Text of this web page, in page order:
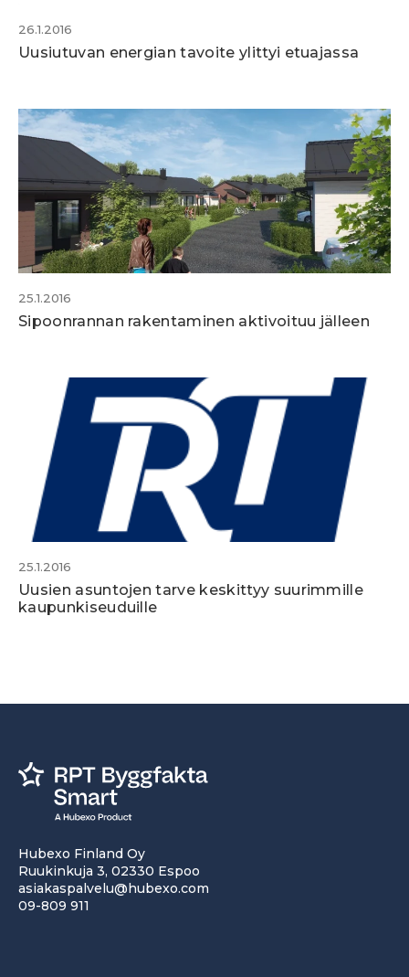
26.1.2016
Uusiutuvan energian tavoite ylittyi etuajassa
25.1.2016
Sipoonrannan rakentaminen aktivoituu jälleen
25.1.2016
Uusien asuntojen tarve keskittyy suurimmille
kaupunkiseuduille
Hubexo Finland Oy
Ruukinkuja 3, 02330 Espoo
asiakaspalvelu@hubexo.com
09-809 911